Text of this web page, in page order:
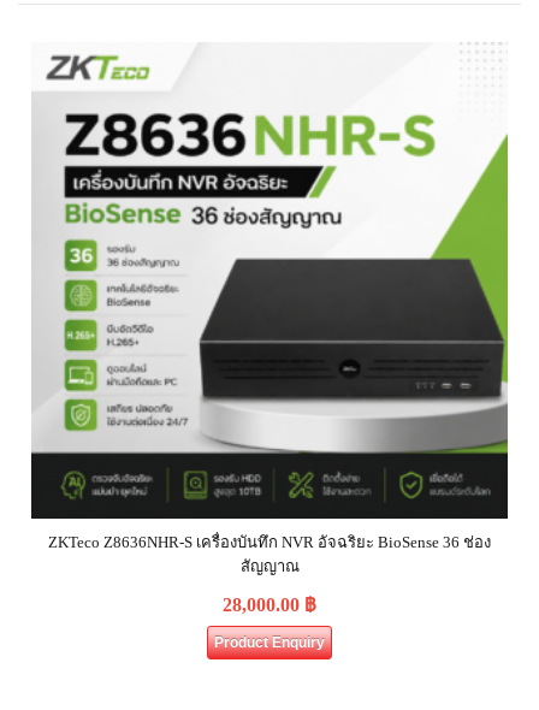
ZKTeco Z8636NHR-S เครื่องบันทึก NVR อัจฉริยะ BioSense 36 ช่อง
สัญญาณ
28,000.00 ฿
Product Enquiry